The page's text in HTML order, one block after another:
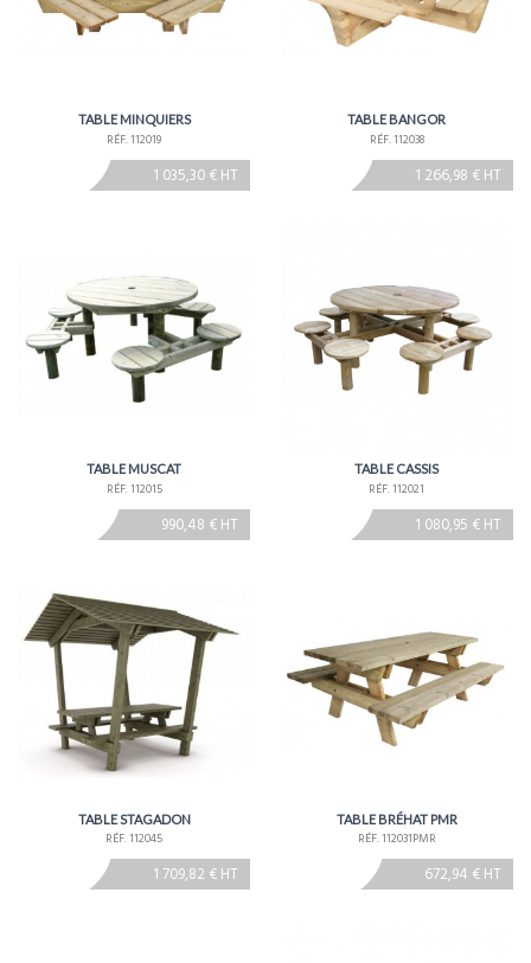
TABLE MINQUIERS
RÉF. 112019
1 035,30 € HT
TABLE BANGOR
RÉF. 112038
1 266,98 € HT
TABLE MUSCAT
RÉF. 112015
990,48 € HT
TABLE CASSIS
RÉF. 112021
1 080,95 € HT
TABLE STAGADON
RÉF. 112045
1 709,82 € HT
TABLE BRÉHAT PMR
RÉF. 112031PMR
672,94 € HT